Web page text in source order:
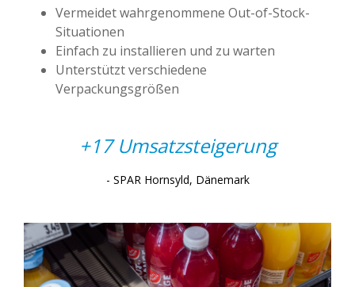
Vermeidet wahrgenommene Out-of-Stock-
Situationen
Einfach zu installieren und zu warten
Unterstützt verschiedene
Verpackungsgrößen
+17 Umsatzsteigerung
- SPAR Hornsyld, Dänemark